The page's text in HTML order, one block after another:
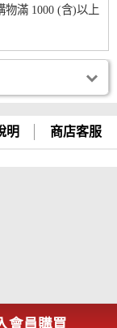
物滿 1000 (含)以上
明 商店客服
會員購買
銀行、華泰銀行、
邦銀行、遠東商
玉山銀行、凱基銀
安泰銀行、中國信
行、國泰世華、
行、華泰銀行、